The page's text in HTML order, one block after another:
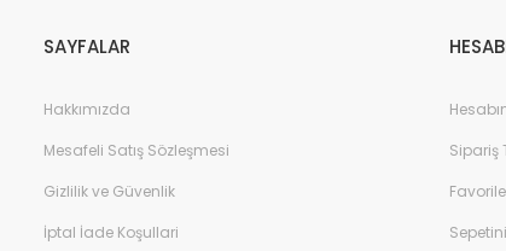
SAYFALAR
Hakkımızda
Mesafeli Satış Sözleşmesi
Gizlilik ve Güvenlik
İptal İade Koşullari
Sipariş